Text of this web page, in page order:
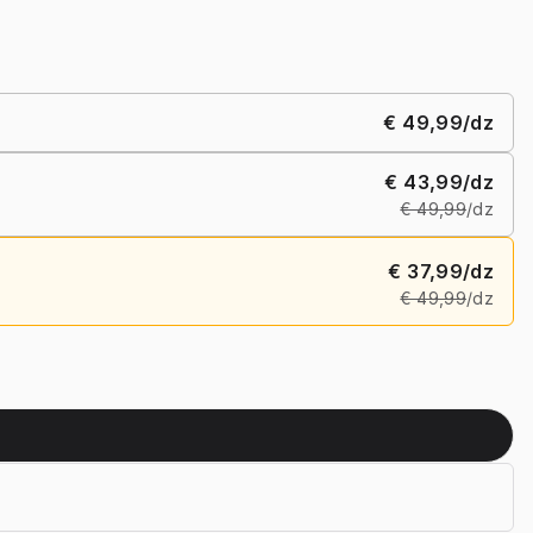
€ 49,99/dz
€ 43,99/dz
€ 49,99/dz
€ 37,99/dz
€ 49,99/dz